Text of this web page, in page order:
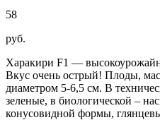
58
руб.
Харакири F1 —
Вкус очень острый! Плоды,
диаметром 5-6,5 см. В
зеленые, в биологической –
конусовидной формы,